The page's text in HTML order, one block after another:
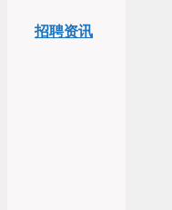
招聘资讯